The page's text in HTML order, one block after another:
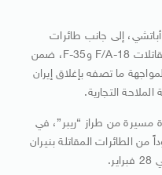
إلى جانب طائرات
مسيرة من طراز MQ-9 Reaper، ومقاتلات F/A-18 وF-35، ضمن
ما تصفه بإغلاق إيران
التجارية.
قد أسقطت نحو 30 طائرة مسيرة من طراز “ريبر”، في
الطائرات المقاتلة بنيران